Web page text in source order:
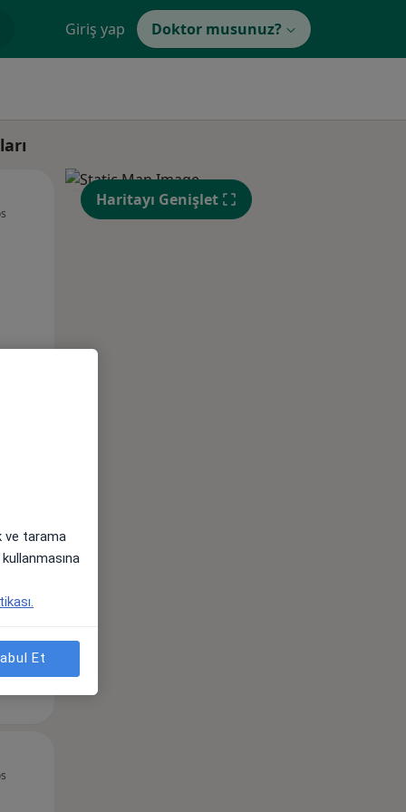
Giriş yap Doktor musunuz?
11 Ağustos
Çar,
12 Ağustos
Per,
13 Ağustos
Haritayı Genişlet
ve tarama
Et